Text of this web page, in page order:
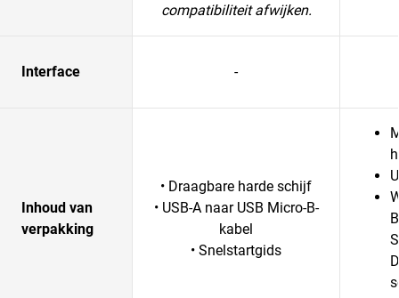
compatibiliteit afwijken.
Interface -
Inhoud van
verpakking
• Draagbare harde schijf
• USB-A naar USB Micro-B-
kabel
• Snelstartgids